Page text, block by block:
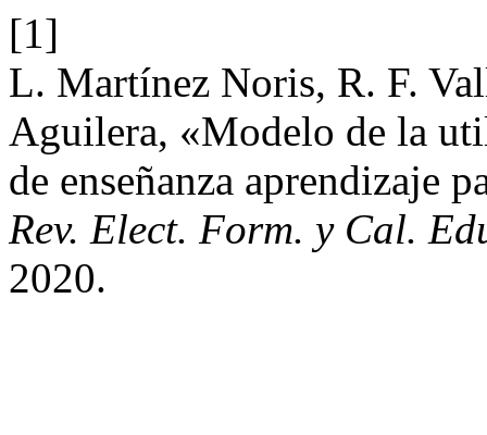
[1]
L. Martínez Noris, R. F.
Aguilera, «Modelo de la
de enseñanza aprendizaje
Rev. Elect. Form. y Cal.
2020.